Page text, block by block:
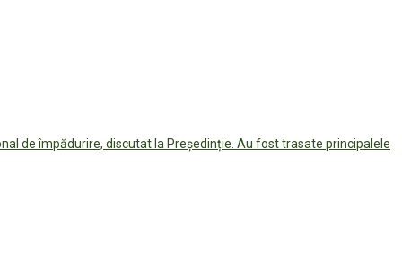
de împădurire, discutat la Președinție. Au fost trasate principalele